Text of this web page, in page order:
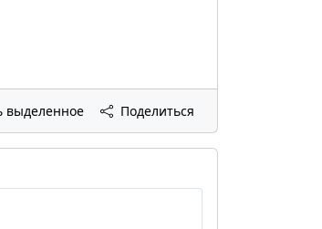
выделенное Поделиться